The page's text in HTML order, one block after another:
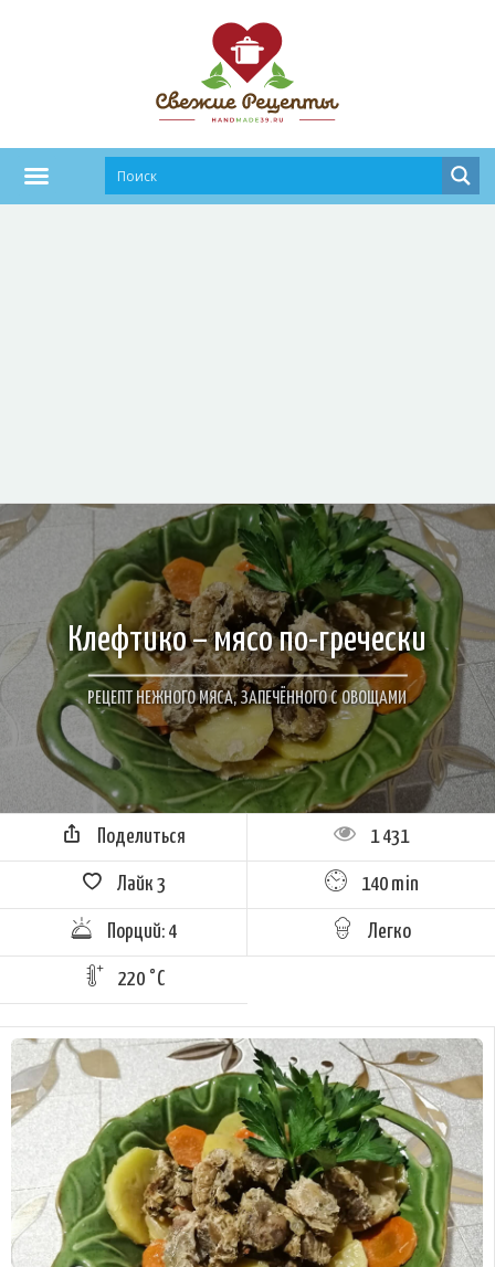
Клефтико – мясо по-гречески
РЕЦЕПТ НЕЖНОГО МЯСА, ЗАПЕЧЁННОГО С ОВОЩАМИ
Поделиться 1 431
Лайк 3 140 min
Порций: 4 Легко
220 °C